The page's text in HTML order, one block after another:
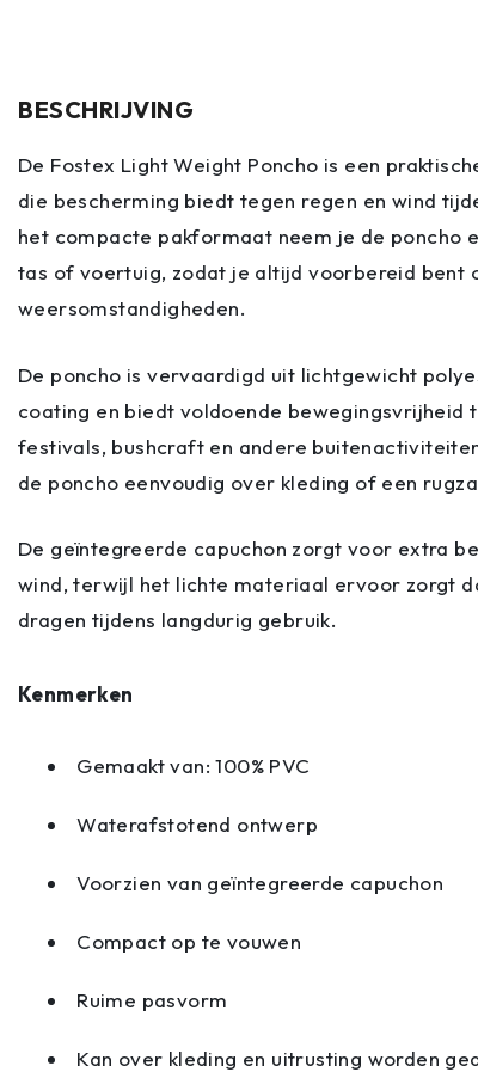
BESCHRIJVING
De Fostex Light Weight Poncho is een
die bescherming biedt tegen regen en wind
het compacte pakformaat neem je de poncho
tas of voertuig, zodat je altijd voorbereid bent
weersomstandigheden.
De poncho is vervaardigd uit lichtgewicht
coating en biedt voldoende bewegingsvrijheid
festivals, bushcraft en andere
de poncho eenvoudig over kleding of een
De geïntegreerde capuchon zorgt voor extra
wind, terwijl het lichte materiaal ervoor zorgt
dragen tijdens langdurig gebruik.
Kenmerken
Gemaakt van: 100% PVC
Waterafstotend ontwerp
Voorzien van geïntegreerde capuchon
Compact op te vouwen
Ruime pasvorm
Kan over kleding en uitrusting worden